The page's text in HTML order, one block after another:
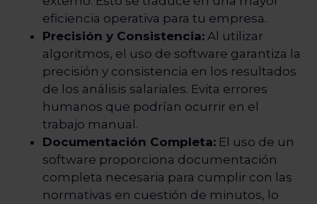
eficiencia operativa para tu empresa.
Precisión y Consistencia: Al utilizar
algoritmos, el uso de software garantiza la
precisión y consistencia en los resultados
de los análisis salariales. Evita errores
humanos que podrían ocurrir en el
trabajo manual.
Documentación Completa: El uso de un
software proporciona documentación
completa necesaria para cumplir con las
normativas en cuestión de minutos, lo